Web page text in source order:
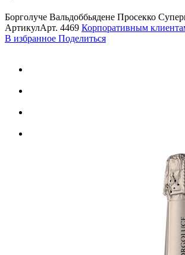
Борголуче Вальдоббьядене Просекко
АртикулАрт. 4469 Корпоративным
В избранное Поделиться